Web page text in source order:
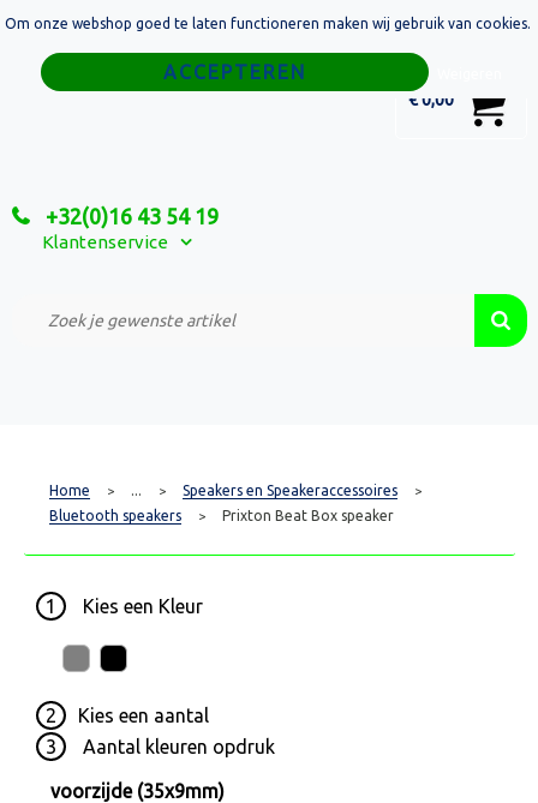
€ 0,00
+32(0)16 43 54 19
Klantenservice
Home
Relatiegeschenken
Custom Made Projecten
Home > ... > Speakers en Speakeraccessoires >
Bluetooth speakers > Prixton Beat Box speaker
1 Kies een Kleur
2 Kies een aantal
3
Aantal kleuren opdruk
voorzijde (35x9mm)
Om onze webshop goed te laten functioneren maken wij gebruik van cookies.